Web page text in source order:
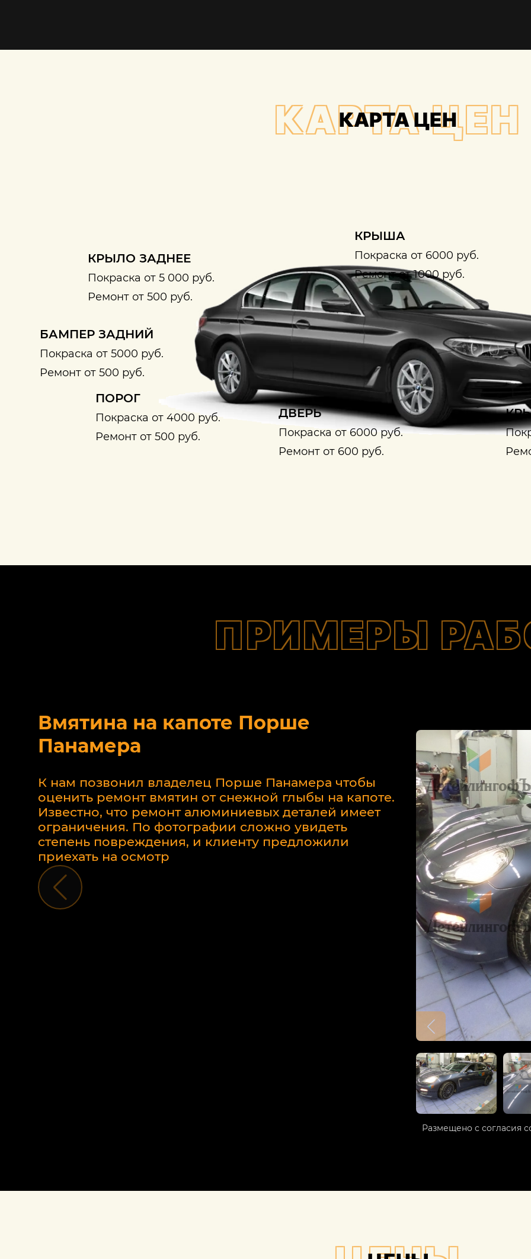
КАРТА ЦЕН
КАРТА ЦЕН
КРЫША
Покраска от 6000 руб.
Ремонт от 1000 руб.
КРЫЛО ЗАДНЕЕ
Покраска от 5 000 руб.
Ремонт от 500 руб.
БАМПЕР ЗАДНИЙ
Покраска от 5000 руб.
Ремонт от 500 руб.
ПОРОГ
Покраска от 4000 руб.
Ремонт от 500 руб.
ДВЕРЬ
Покраска от 6000 руб.
Ремонт от 600 руб.
ПРИМЕРЫ
Вмятина на капоте Порше
Панамера
К нам позвонил владелец Порше Панамера чтобы
оценить ремонт вмятин от снежной глыбы на капоте.
Известно, что ремонт алюминиевых деталей имеет
ограничения. По фотографии сложно увидеть
степень повреждения, и клиенту предложили
приехать на осмотр
Размещено с согласия